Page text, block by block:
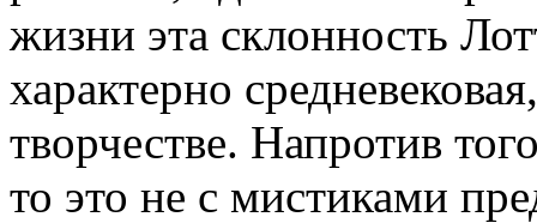
жизни эта склонность
характерно
творчестве. Напротив
то это не с мистиками